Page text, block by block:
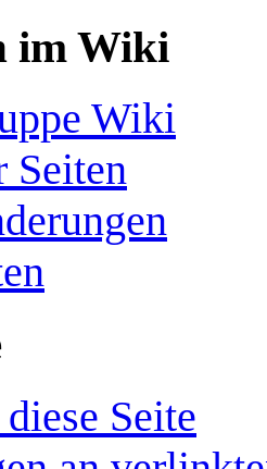
im Wiki
Wiki
Seiten
Seite